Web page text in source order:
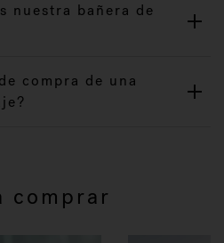
nuestra bañera de
compra de una
comprar